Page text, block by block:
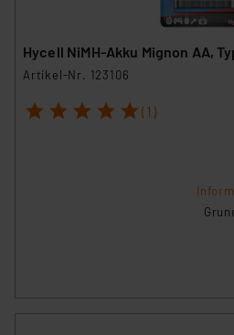
Hycell NiMH-Akku Mignon AA,
Artikel-Nr. 123106
1 2 3 4 5 (1)